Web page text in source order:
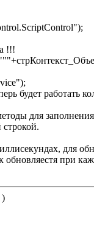
!!!
будет работать
для заполнения
для
при
)